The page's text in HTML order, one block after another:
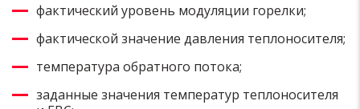
фактический уровень модуляции горелки;
фактической значение давления теплоносителя;
температура обратного потока;
заданные значения температур теплоносителя